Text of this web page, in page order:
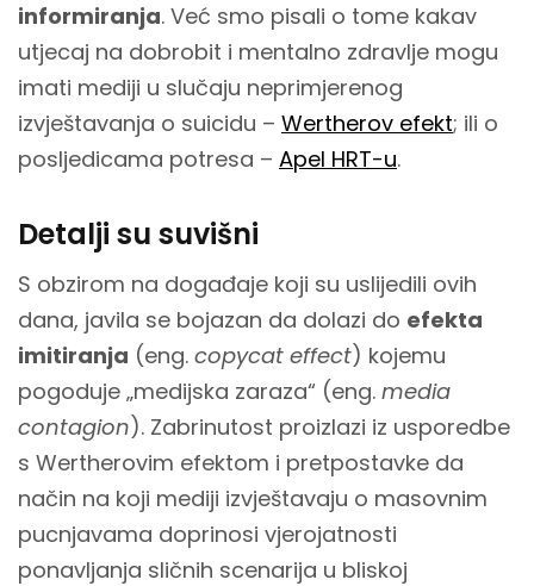
informiranja. Već smo pisali o tome kakav
utjecaj na dobrobit i mentalno zdravlje mogu
imati mediji u slučaju neprimjerenog
izvještavanja o suicidu – Wertherov efekt; ili o
posljedicama potresa – Apel HRT-u.
Detalji su suvišni
S obzirom na događaje koji su uslijedili ovih
dana, javila se bojazan da dolazi do efekta
imitiranja (eng. copycat effect) kojemu
pogoduje „medijska zaraza“ (eng. media
contagion). Zabrinutost proizlazi iz usporedbe
s Wertherovim efektom i pretpostavke da
način na koji mediji izvještavaju o masovnim
pucnjavama doprinosi vjerojatnosti
ponavljanja sličnih scenarija u bliskoj